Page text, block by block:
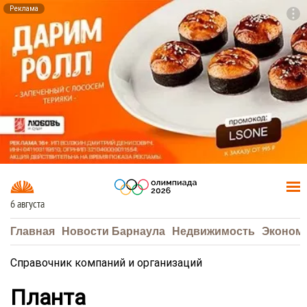
Реклама
6 августа
Главная Новости Барнаула Недвижимость
Справочник компаний и организаций
Планта